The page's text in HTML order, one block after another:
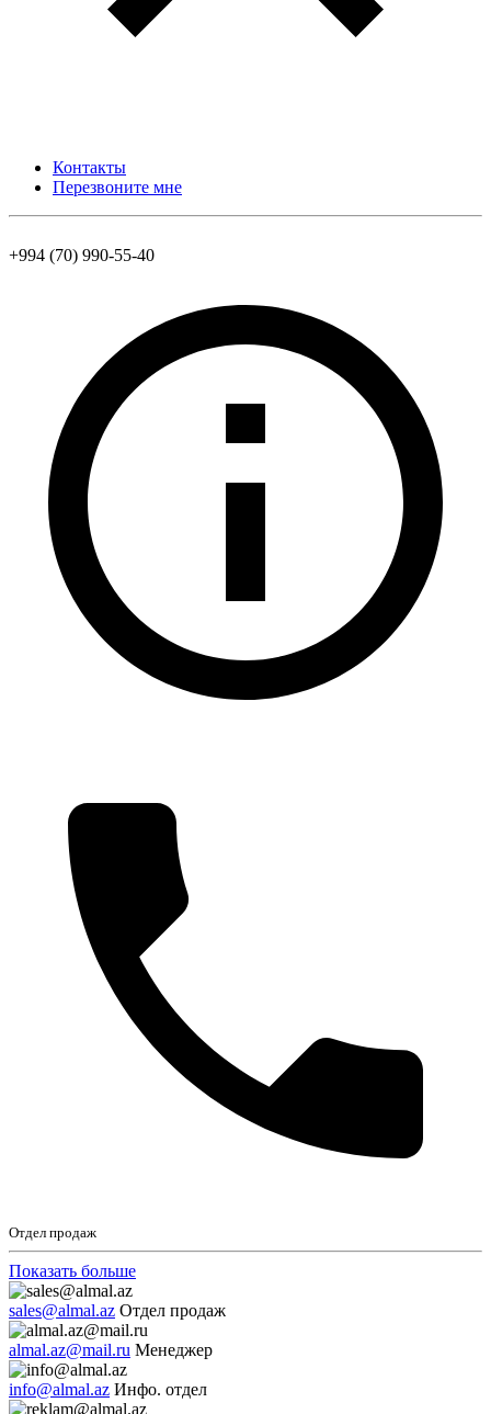
Контакты
Перезвоните мне
+994 (70) 990-55-40
Отдел продаж
Показать больше
sales@almal.az Отдел продаж
almal.az@mail.ru Менеджер
info@almal.az Инфо. отдел